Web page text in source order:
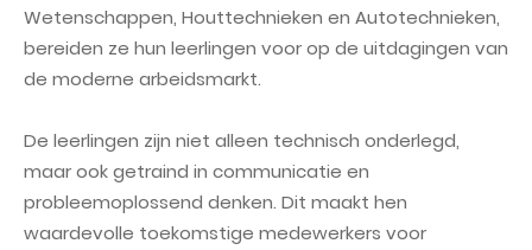
Wetenschappen, Houttechnieken en Autotechnieken,
bereiden ze hun leerlingen voor op de uitdagingen van
de moderne arbeidsmarkt.
De leerlingen zijn niet alleen technisch onderlegd,
maar ook getraind in communicatie en
probleemoplossend denken. Dit maakt hen
waardevolle toekomstige medewerkers voor